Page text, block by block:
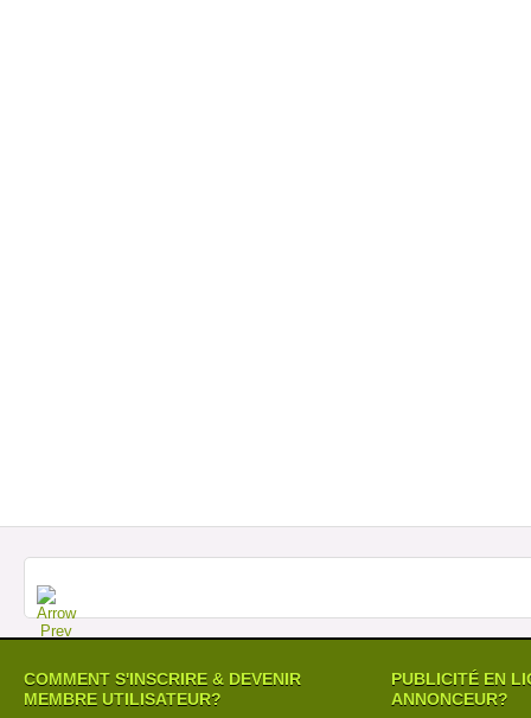
COMMENT S'INSCRIRE & DEVENIR
MEMBRE UTILISATEUR?
PUBLICITÉ EN
ANNONCEUR?